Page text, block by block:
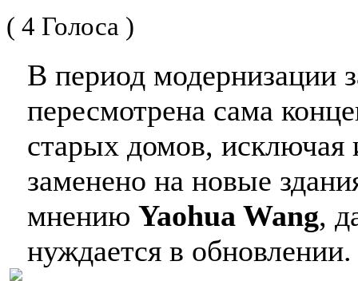
( 4 Голоса )
В период модернизации
пересмотрена сама
старых домов, исключая
заменено на новые
мнению Yaohua Wang,
нуждается в обновлении.